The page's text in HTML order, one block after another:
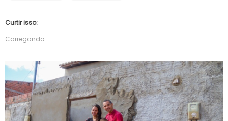
Curtir isso:
Carregando...